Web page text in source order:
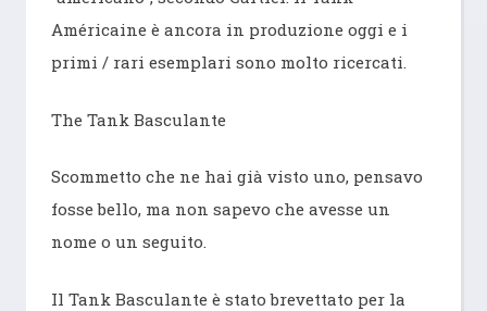
Américaine è ancora in produzione oggi e i
primi / rari esemplari sono molto ricercati.
The Tank Basculante
Scommetto che ne hai già visto uno, pensavo
fosse bello, ma non sapevo che avesse un
nome o un seguito.
Il Tank Basculante è stato brevettato per la